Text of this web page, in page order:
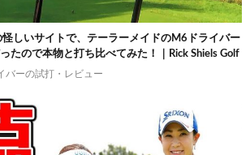
怪しいサイトで、テーラーメイドのM6ドライバー
たので本物と打ち比べてみた！｜Rick Shiels Golf
バーの試打・レビュー